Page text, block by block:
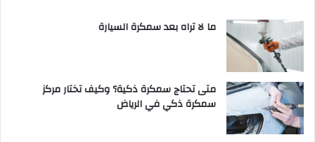
ما لا تراه بعد سمكرة السيارة
متى تحتاج سمكرة ذكية؟ وكيف تختار مركز
سمكرة ذكي في الرياض